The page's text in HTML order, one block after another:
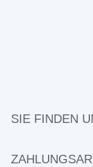
SIE FINDEN